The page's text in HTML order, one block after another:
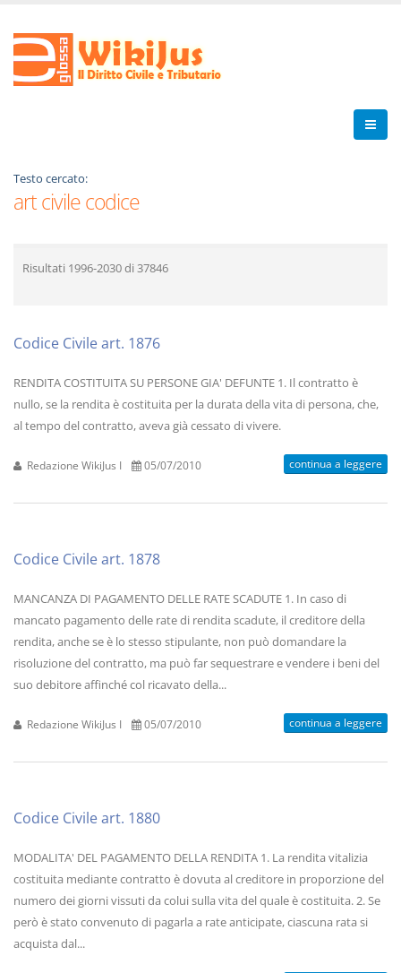
Testo cercato:
art civile codice
Risultati 1996-2030di 37846
Codice Civile art. 1876
RENDITA COSTITUITA SU PERSONE GIA' DEFUNTE 1. Il contratto è
nullo, se la rendita è costituita per la durata della vita di persona, che,
al tempo del contratto, aveva già cessato di vivere.
Redazione WikiJus I 05/07/2010 continua a leggere
Codice Civile art. 1878
MANCANZA DI PAGAMENTO DELLE RATE SCADUTE 1. In caso di
mancato pagamento delle rate di rendita scadute, il creditore della
rendita, anche se è lo stesso stipulante, non può domandare la
risoluzione del contratto, ma può far sequestrare e vendere i beni del
suo debitore affinché col ricavato della...
Redazione WikiJus I 05/07/2010 continua a leggere
Codice Civile art. 1880
MODALITA' DEL PAGAMENTO DELLA RENDITA 1. La rendita vitalizia
costituita mediante contratto è dovuta al creditore in proporzione del
numero dei giorni vissuti da colui sulla vita del quale è costituita. 2. Se
però è stato convenuto di pagarla a rate anticipate, ciascuna rata si
acquista dal...